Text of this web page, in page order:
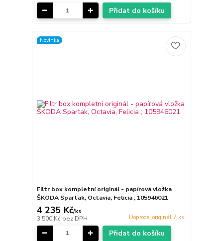
Přidat do košíku
Novinka
Filtr box kompletní originál - papírová vložka
ŠKODA Spartak, Octavia, Felicia ; 105946021
4 235 Kč/ks
3 500 Kč bez DPH Doprodej originál 7 ks
Přidat do košíku